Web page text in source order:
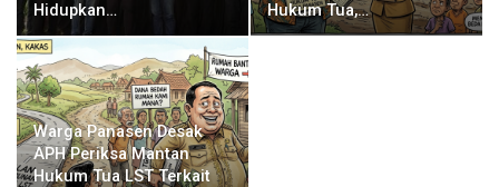
Hidupkan…
Hukum Tua,…
Warga Panasen Desak
APH Periksa Mantan
Hukum Tua LST Terkait